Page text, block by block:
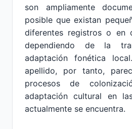
son ampliamente
posible que existan
diferentes registros o en
dependiendo de la
adaptación fonética
apellido, por tanto,
procesos de
adaptación cultural en
actualmente se encuentra.